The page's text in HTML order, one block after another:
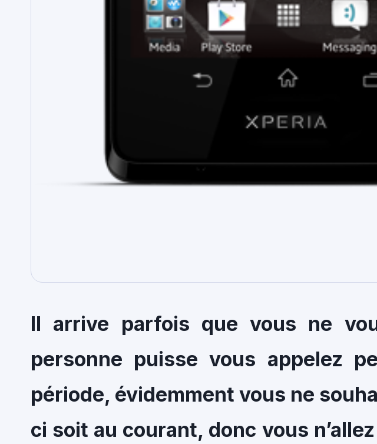
Il arrive parfois que vous ne
personne puisse vous appelez
période, évidemment vous ne
ci soit au courant, donc vous